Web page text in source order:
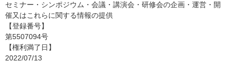
セミナー・シンポジウム・会議・講演会・研修会の企画・運営・開
催又はこれらに関する情報の提供
【登録番号】
第5507094号
【権利満了日】
2022/07/13